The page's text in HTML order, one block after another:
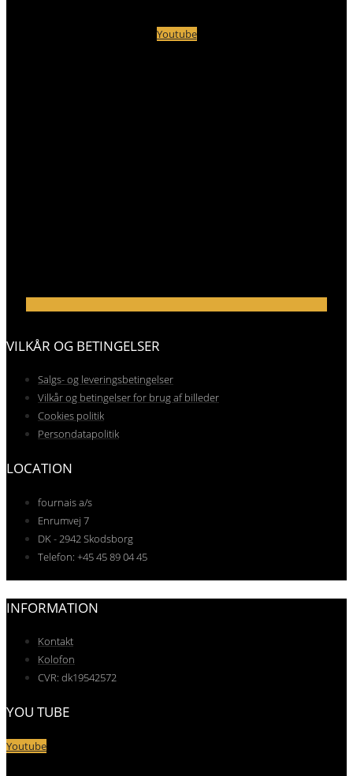
Youtube
VILKÅR OG BETINGELSER
Salgs- og leveringsbetingelser
Vilkår og betingelser for brug af billeder
Cookies politik
Persondatapolitik
LOCATION
fournais a/s
Enrumvej 7
DK - 2942 Skodsborg
Telefon: +45 45 89 04 45
INFORMATION
Kontakt
Kolofon
CVR: dk19542572
YOU TUBE
Youtube